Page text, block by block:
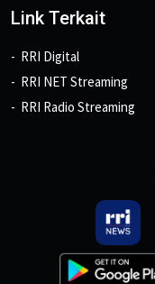
Link Terkait
RRI Digital
RRI NET Streaming
RRI Radio Streaming